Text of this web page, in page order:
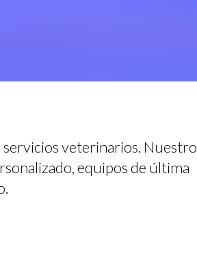
veterinarios. Nuestro
equipos de última